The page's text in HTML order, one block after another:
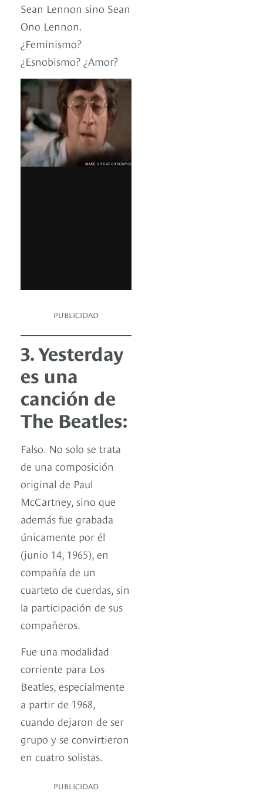
Sean Lennon sino Sean
Ono Lennon.
¿Feminismo?
¿Esnobismo? ¿Amor?
PUBLICIDAD
3. Yesterday
es una
canción de
The Beatles:
Falso. No solo se trata
de una composición
original de Paul
McCartney, sino que
además fue grabada
únicamente por él
(junio 14, 1965), en
compañía de un
cuarteto de cuerdas, sin
la participación de sus
compañeros.
Fue una modalidad
corriente para Los
Beatles, especialmente
a partir de 1968,
cuando dejaron de ser
grupo y se convirtieron
en cuatro solistas.
PUBLICIDAD